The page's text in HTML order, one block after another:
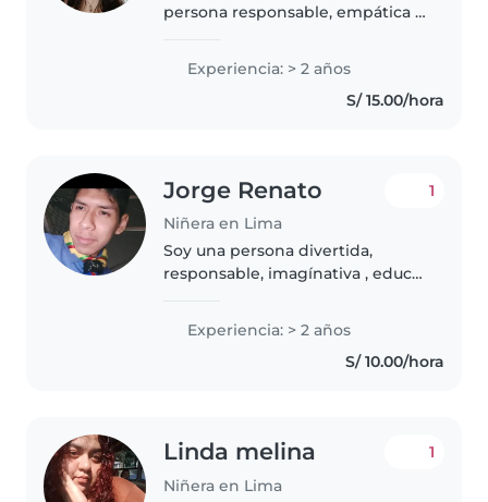
persona responsable, empática y
todas las edades. Me encanta
dibujar, leer cuentos, hacer
Experiencia: > 2 años
S/ 15.00/hora
Jorge Renato
Niñera en Lima
1
Soy una persona divertida,
responsable, imagínativa , educa
pertenezco a dos grupos que su
finalidad es ayudar a los niños a
ser mejores personas, en la
Experiencia: > 2 años
S/ 10.00/hora
Linda melina
Niñera en Lima
1